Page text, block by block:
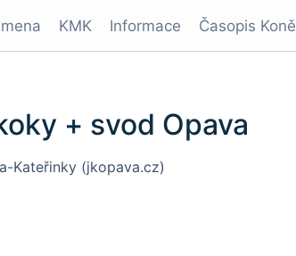
KMK Informace Časopis Koně
+ svod Opava
Kateřinky (jkopava.cz)